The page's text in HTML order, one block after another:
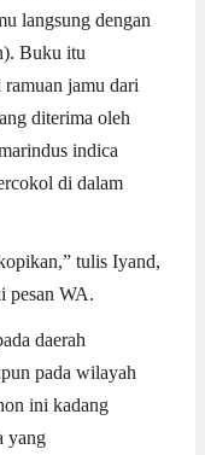
langsung dengan
Buku itu
jamu dari
diterima oleh
indica
di dalam
tulis Iyand,
pesan WA.
daerah
pada wilayah
ini kadang
yang